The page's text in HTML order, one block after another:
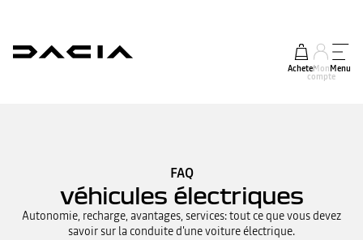
AcheterMon
compte
Menu
FAQ
véhicules électriques
Autonomie, recharge, avantages, services: tout ce que vous devez
savoir sur la conduite d'une voiture électrique.